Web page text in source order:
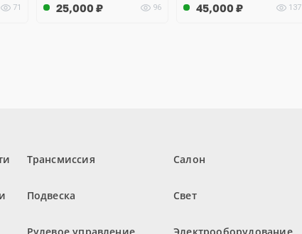
71 25,000 ₽ 96 45,000 ₽ 137
Трансмиссия
Подвеска
Рулевое управление
Салон
Свет
Электрооборудование